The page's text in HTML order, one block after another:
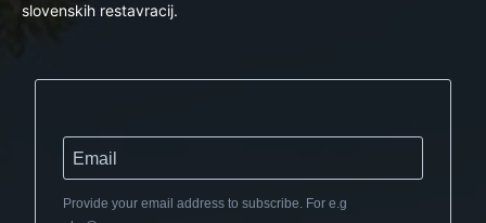
slovenskih restavracij.
Provide your email address to subscribe. For e.g